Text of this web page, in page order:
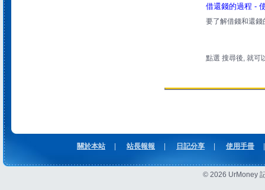
借還錢的過程 -
要了解借錢和還錢
點選 搜尋後, 就可
關於本站 站長報報 日記分享 使用手冊
© 2026 UrMoney